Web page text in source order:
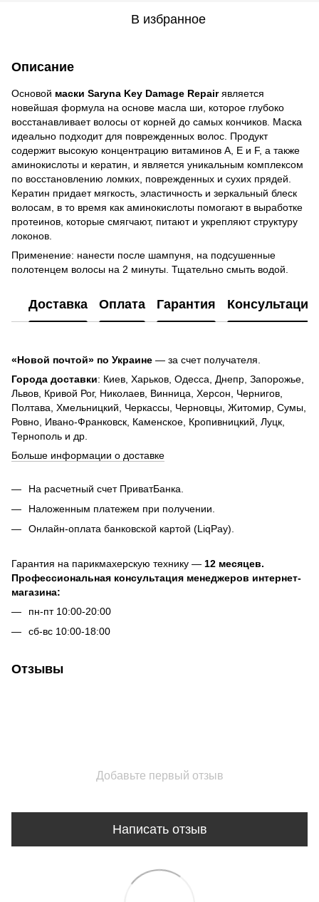
В избранное
Описание
Основой маски Saryna Key Damage Repairявляется
новейшая формула на основе масла ши, которое глубоко
восстанавливает волосы от корней до самых кончиков. Маска
идеально подходит для поврежденных волос. Продукт
содержит высокую концентрацию витаминов А, Е и F, а также
аминокислоты и кератин, и является уникальным комплексом
по восстановлению ломких, поврежденных и сухих прядей.
Кератин придает мягкость, эластичность и зеркальный блеск
волосам, в то время как аминокислоты помогают в выработке
протеинов, которые смягчают, питают и укрепляют структуру
локонов.
Применение: нанести после шампуня, на подсушенные
полотенцем волосы на 2 минуты. Тщательно смыть водой.
Доставка Оплата Гарантия Консультация
«Новой почтой» по Украине — за счет получателя.
Города доставки: Киев, Харьков, Одесса, Днепр, Запорожье,
Львов, Кривой Рог, Николаев, Винница, Херсон, Чернигов,
Полтава, Хмельницкий, Черкассы, Черновцы, Житомир, Сумы,
Ровно, Ивано-Франковск, Каменское, Кропивницкий, Луцк,
Тернополь и др.
Больше информации о доставке
На расчетный счет ПриватБанка.
Наложенным платежем при получении.
Онлайн-оплата банковской картой (LiqPay).
Гарантия на парикмахерскую технику — 12 месяцев.
Профессиональная консультация менеджеров интернет-
магазина:
пн-пт 10:00-20:00
сб-вс 10:00-18:00
Отзывы
Добавьте первый отзыв
Написать отзыв